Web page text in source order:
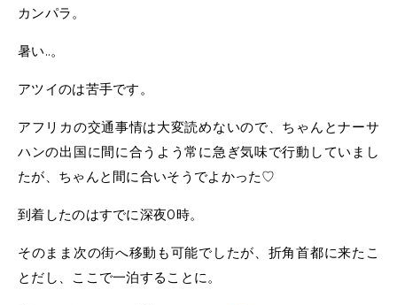
カンパラ。
暑い..。
アツイのは苦手です。
アフリカの交通事情は大変読めないので、ちゃんとナーサ
ハンの出国に間に合うよう常に急ぎ気味で行動していまし
たが、ちゃんと間に合いそうでよかった♡
到着したのはすでに深夜0時。
そのまま次の街へ移動も可能でしたが、折角首都に来たこ
とだし、ここで一泊することに。